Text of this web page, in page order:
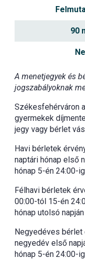
90
A menetjegyek és
jogszabályoknak
Székesfehérváron
gyermekek
jegy vagy bérlet
Havi bérletek
naptári hónap első
hónap 5-én 24:00-
Félhavi bérletek
00:00-tól 15-én
hónap utolsó
Negyedéves bérlet
negyedév első
hónap 5-én 24:00-